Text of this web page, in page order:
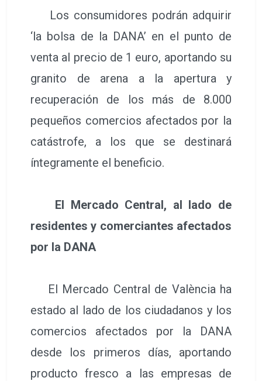
Los consumidores podrán adquirir
‘la bolsa de la DANA’ en el punto de
venta al precio de 1 euro, aportando su
granito de arena a la apertura y
recuperación de los más de 8.000
pequeños comercios afectados por la
catástrofe, a los que se destinará
íntegramente el beneficio.
El Mercado Central, al lado de
residentes y comerciantes afectados
por la DANA
El Mercado Central de València ha
estado al lado de los ciudadanos y los
comercios afectados por la DANA
desde los primeros días, aportando
producto fresco a las empresas de